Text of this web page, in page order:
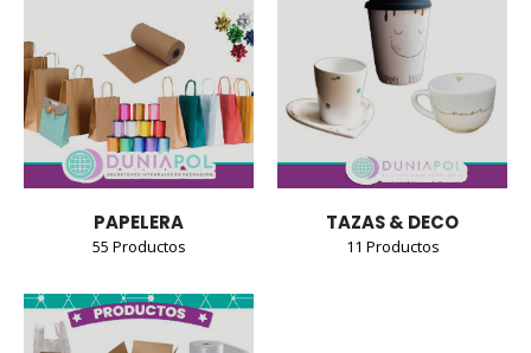
PAPELERA
55 Productos
TAZAS & DECO
11 Productos